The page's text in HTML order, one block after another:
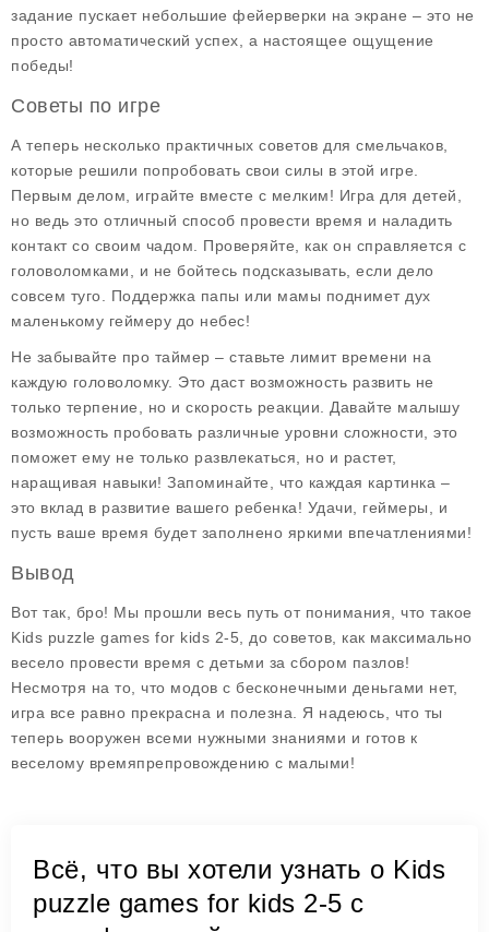
задание пускает небольшие фейерверки на экране – это не
просто автоматический успех, а настоящее ощущение
победы!
Советы по игре
А теперь несколько практичных советов для смельчаков,
которые решили попробовать свои силы в этой игре.
Первым делом, играйте вместе с мелким! Игра для детей,
но ведь это отличный способ провести время и наладить
контакт со своим чадом. Проверяйте, как он справляется с
головоломками, и не бойтесь подсказывать, если дело
совсем туго. Поддержка папы или мамы поднимет дух
маленькому геймеру до небес!
Не забывайте про таймер – ставьте лимит времени на
каждую головоломку. Это даст возможность развить не
только терпение, но и скорость реакции. Давайте малышу
возможность пробовать различные уровни сложности, это
поможет ему не только развлекаться, но и растет,
наращивая навыки! Запоминайте, что каждая картинка –
это вклад в развитие вашего ребенка! Удачи, геймеры, и
пусть ваше время будет заполнено яркими впечатлениями!
Вывод
Вот так, бро! Мы прошли весь путь от понимания, что такое
Kids puzzle games for kids 2-5 , до советов, как максимально
весело провести время с детьми за сбором пазлов!
Несмотря на то, что модов с бесконечными деньгами нет,
игра все равно прекрасна и полезна. Я надеюсь, что ты
теперь вооружен всеми нужными знаниями и готов к
веселому времяпрепровождению с малыми!
Всё, что вы хотели узнать о Kids
puzzle games for kids 2-5 с